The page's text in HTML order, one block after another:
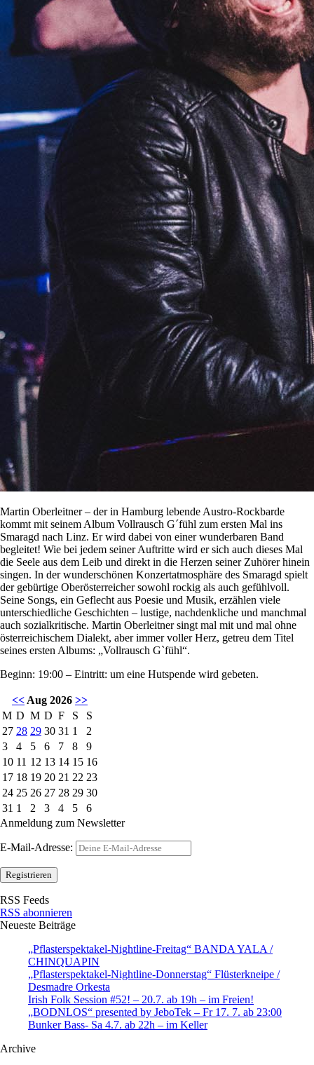
Martin Oberleitner – der in Hamburg lebende Austro-Rockbarde
kommt mit seinem Album Vollrausch G´fühl zum ersten Mal ins
Smaragd nach Linz. Er wird dabei von einer wunderbaren Band
begleitet! Wie bei jedem seiner Auftritte wird er sich auch dieses Mal
die Seele aus dem Leib und direkt in die Herzen seiner Zuhörer hinein
singen. In der wunderschönen Konzertatmosphäre des Smaragd spielt
der gebürtige Oberösterreicher sowohl rockig als auch gefühlvoll.
Seine Songs, ein Geflecht aus Poesie und Musik, erzählen viele
unterschiedliche Geschichten – lustige, nachdenkliche und manchmal
auch sozialkritische. Martin Oberleitner singt mal mit und mal ohne
österreichischem Dialekt, aber immer voller Herz, getreu dem Titel
seines ersten Albums: „Vollrausch G`fühl“.
Beginn: 19:00 – Eintritt: um eine Hutspende wird gebeten.
<< Aug 2026 >>
M D M D F S
S
27 28 29 30 31 1
2
3
4 5 6 7 8
9
10 11 12 13 14 15 16
17 18 19 20 21 22 23
24 25 26 27 28 29 30
31 1 2 3 4 5
6
Anmeldung zum Newsletter
E-Mail-Adresse:
RSS Feeds
RSS abonnieren
Neueste Beiträge
„Pflasterspektakel-Nightline-Freitag“ BANDA YALA /
CHINQUAPIN
„Pflasterspektakel-Nightline-Donnerstag“ Flüsterkneipe /
Desmadre Orkesta
Irish Folk Session #52! – 20.7. ab 19h – im Freien!
„BODNLOS“ presented by JeboTek – Fr 17. 7. ab 23:00
Bunker Bass- Sa 4.7. ab 22h – im Keller
Archive